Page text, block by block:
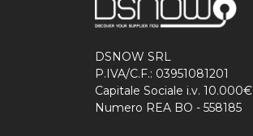
DSNOW SRL
P.IVA/C.F.: 03951081201
Capitale Sociale i.v. 10.000€
Numero REA BO - 558185